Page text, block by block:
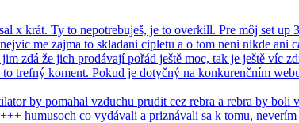
x krát. Ty to nepotrebuješ, je to overkill. Pre môj set
me zajma to skladani cipletu a o tom neni nikde
zdá že jich prodávají pořád ještě moc, tak je ještě víc
trefný koment. Pokud je dotyčný na konkurenčním
by pomahal vzduchu prudit cez rebra a rebra by boli
humusoch co vydávali a priznávali sa k tomu,